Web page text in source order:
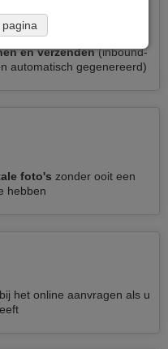
tot
en verzenden (inbound-
automatisch gegenereerd)
foto's zonder ooit een
hebben
het online aanvragen als u